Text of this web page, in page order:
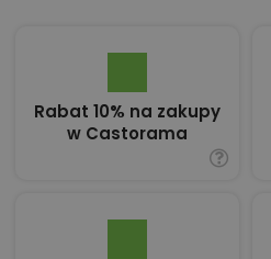
Rabat 10% na zakupy
w Castorama